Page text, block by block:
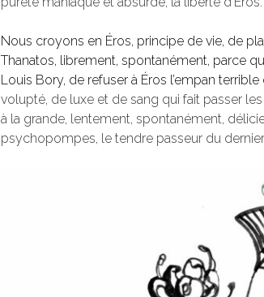
Nous croyons en Éros, principe de vie, de
Thanatos, librement, spontanément, parce
Louis Bory, de refuser à Éros l’empan
volupté, de luxe et de sang qui fait passer
à la grande, lentement, spontanément,
psychopompes, le tendre passeur du